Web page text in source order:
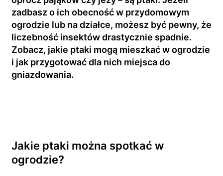
zadbasz o ich obecność w przydomowym
ogrodzie lub na działce, możesz być pewny, że
liczebność insektów drastycznie spadnie.
Zobacz, jakie ptaki mogą mieszkać w ogrodzie
i jak przygotować dla nich miejsca do
gniazdowania.
Jakie ptaki można spotkać w
ogrodzie?